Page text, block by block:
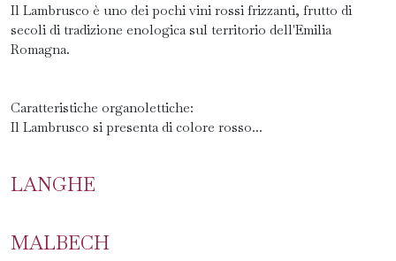
Il Lambrusco è uno dei pochi vini rossi frizzanti, frutto di
secoli di tradizione enologica sul territorio dell'Emilia
Romagna.
Caratteristiche organolettiche:
Il Lambrusco si presenta di colore rosso...
LANGHE
MALBECH